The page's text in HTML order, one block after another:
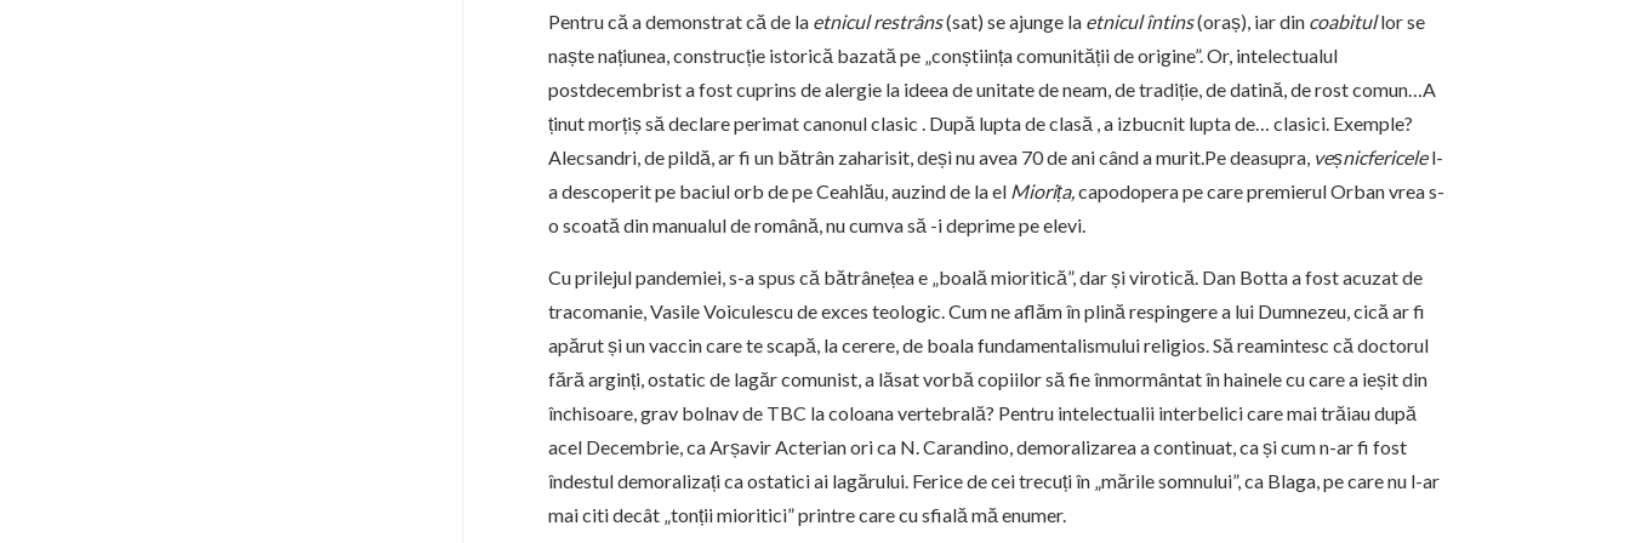
Pentru că a demonstrat că de la etnicul restrâns(sat) se ajunge la etnicul întins(oraș), iar din coabitullor se
naște națiunea, construcție istorică bazată pe „conștiința comunității de origine”. Or, intelectualul
postdecembrist a fost cuprins de alergie la ideea de unitate de neam, de tradiție, de datină, de rost comun…A
ținut morțiș să declare perimat canonul clasic . După lupta de clasă , a izbucnit lupta de… clasici. Exemple?
Alecsandri, de pildă, ar fi un bătrân zaharisit, deși nu avea 70 de ani când a murit.Pe deasupra, veșnicfericelel-
a descoperit pe baciul orb de pe Ceahlău, auzind de la el Miorița,capodopera pe care premierul Orban vrea s-
o scoată din manualul de română, nu cumva să -i deprime pe elevi.
Cu prilejul pandemiei, s-a spus că bătrânețea e „boală mioritică”, dar și virotică. Dan Botta a fost acuzat de
tracomanie, Vasile Voiculescu de exces teologic. Cum ne aflăm în plină respingere a lui Dumnezeu, cică ar fi
apărut și un vaccin care te scapă, la cerere, de boala fundamentalismului religios. Să reamintesc că doctorul
fără arginți, ostatic de lagăr comunist, a lăsat vorbă copiilor să fie înmormântat în hainele cu care a ieșit din
închisoare, grav bolnav de TBC la coloana vertebrală? Pentru intelectualii interbelici care mai trăiau după
acel Decembrie, ca Arșavir Acterian ori ca N. Carandino, demoralizarea a continuat, ca și cum n-ar fi fost
îndestul demoralizați ca ostatici ai lagărului. Ferice de cei trecuți în „mările somnului”, ca Blaga, pe care nu l-ar
mai citi decât „tonții mioritici” printre care cu sfială mă enumer.